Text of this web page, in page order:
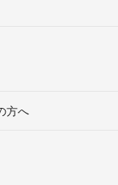
方へ